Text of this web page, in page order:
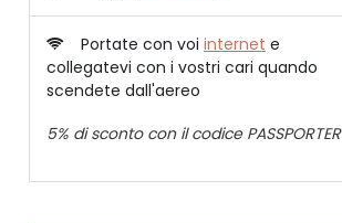
Portate con voi internet e
collegatevi con i vostri cari quando
scendete dall'aereo
5% di sconto con il codice PASSPORTER